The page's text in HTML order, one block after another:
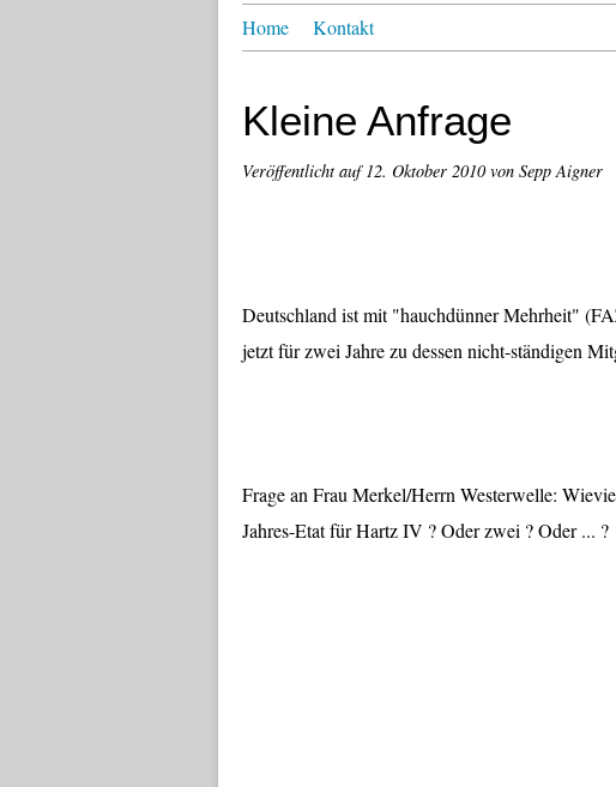
Home Kontakt
Kleine Anfrage
Veröffentlicht auf12. Oktober 2010von Sepp Aigner
Deutschland ist mit "hauchdünner Mehrheit"
jetzt für zwei Jahre zu dessen nicht-ständigen
Frage an Frau Merkel/Herrn Westerwelle:
Jahres-Etat für Hartz IV ? Oder zwei ? Oder ... ?